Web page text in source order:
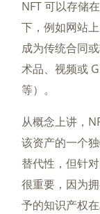
NFT 可以存储
下，例如网站
成为传统合同
术品、视频或
等）。
从概念上讲，
该资产的一个
替代性，但针
很重要，因为
予的知识产权